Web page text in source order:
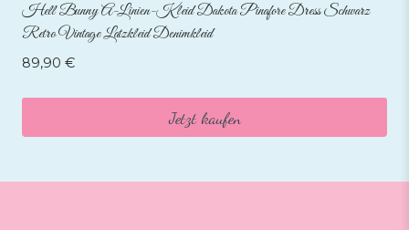
Hell Bunny A-Linien-Kleid Dakota Pinafore Dress Schwarz
Retro Vintage Latzkleid Denimkleid
89,90 €
Jetzt kaufen